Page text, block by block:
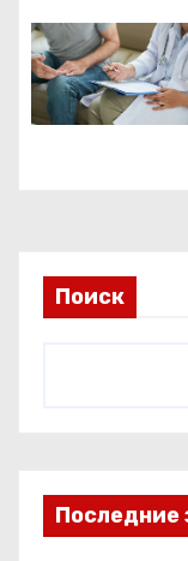
я
м
Поиск
Последние